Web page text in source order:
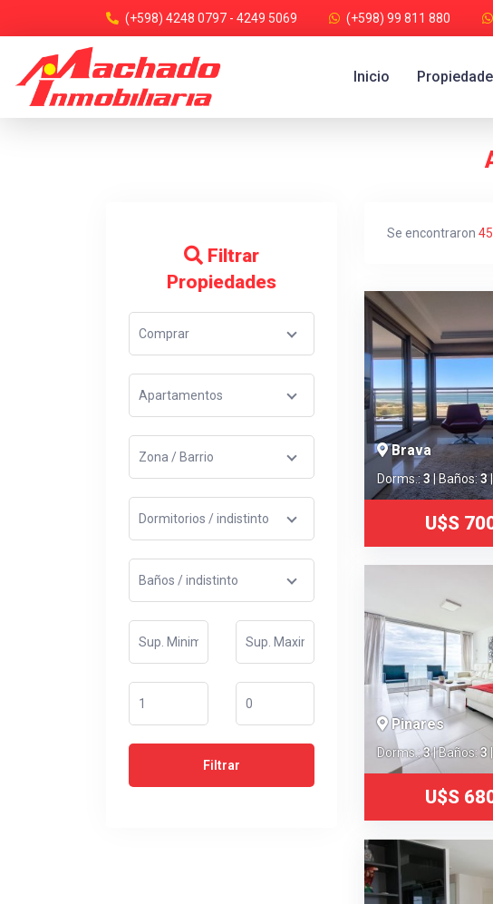
(+598) 4248 0797 - 4249 5069 (+598) 99 811 880
Inicio
Filtrar
Propiedades
Se encontraron
Brava
Dorms.:3 | Baños:3
U$S
Pinares
Dorms.:3| Baños: 3
U$S